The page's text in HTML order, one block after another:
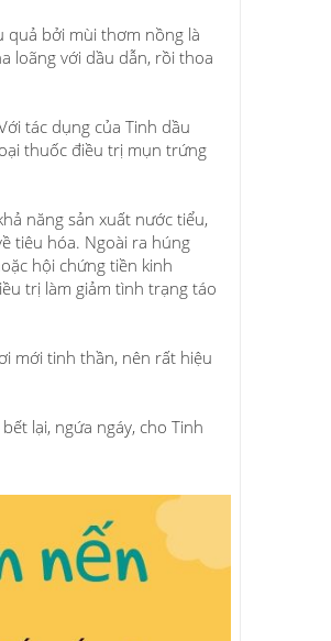
quả bởi mùi thơm nồng là
loãng với dầu dẫn, rồi thoa
tác dụng của Tinh dầu
thuốc điều trị mụn trứng
năng sản xuất nước tiểu,
tiêu hóa. Ngoài ra húng
hội chứng tiền kinh
trị làm giảm tình trạng táo
mới tinh thần, nên rất hiệu
lại, ngứa ngáy, cho Tinh